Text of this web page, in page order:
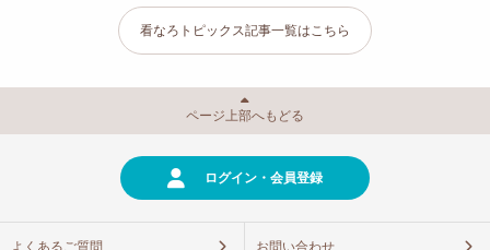
看なろトピックス記事一覧はこちら
ページ上部へもどる
ログイン・会員登録
よくあるご質問 お問い合わせ